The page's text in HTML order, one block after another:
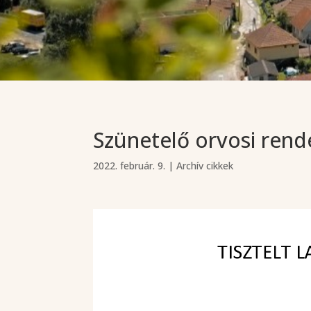
Szünetelő orvosi
2022. február. 9. |Archív cikkek